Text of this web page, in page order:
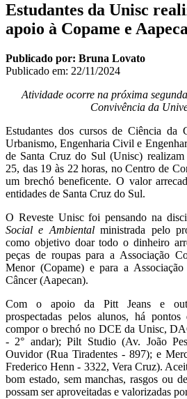
Estudantes da Unisc
apoio à Copame e
Publicado por: Bruna Lovato
Publicado em: 22/11/2024
Atividade ocorre na próxima
Convivência da
Estudantes dos cursos de Ciência da
Urbanismo, Engenharia Civil e
de Santa Cruz do Sul (Unisc) realizam
25, das 19 às 22 horas, no Centro de
um brechó beneficente. O valor
entidades de Santa Cruz do Sul.
O Reveste Unisc foi pensando na
Social e Ambientalministrada pelo
como objetivo doar todo o dinheiro
peças de roupas para a Associação
Menor (Copame) e para a
Câncer (Aapecan).
Com o apoio da Pitt Jeans e
prospectadas pelos alunos, há
compor o brechó no DCE da Unisc,
- 2° andar); Pilt Studio (Av. João
Ouvidor (Rua Tiradentes - 897); e
Frederico Henn - 3322, Vera Cruz).
bom estado, sem manchas, rasgos ou
possam ser aproveitadas e valorizadas